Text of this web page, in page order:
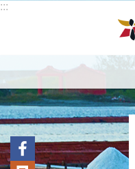
跳到主要內容區塊
:::